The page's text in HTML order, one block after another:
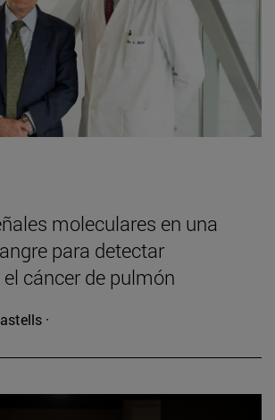
moleculares en una
para detectar
cáncer de pulmón
·